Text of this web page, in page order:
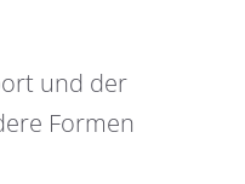
und der
Formen